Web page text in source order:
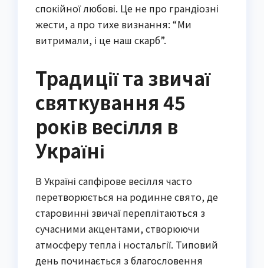
спокійної любові. Це не про грандіозні
жести, а про тихе визнання: “Ми
витримали, і це наш скарб”.
Традиції та звичаї
святкування 45
років весілля в
Україні
В Україні сапфірове весілля часто
перетворюється на родинне свято, де
старовинні звичаї переплітаються з
сучасними акцентами, створюючи
атмосферу тепла і ностальгії. Типовий
день починається з благословення